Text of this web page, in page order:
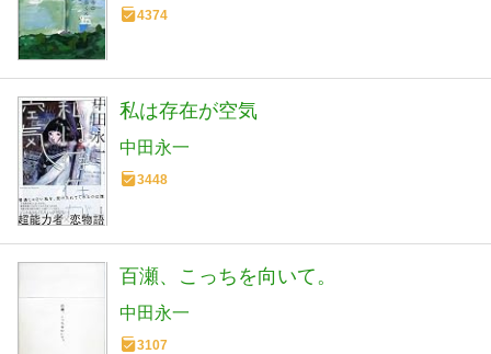
4374
私は存在が空気
中田永一
3448
百瀬、こっちを向いて。
中田永一
3107